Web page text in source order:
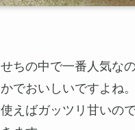
ちの中で一番人気な
でおいしいですよね
えばガッツリ甘いの